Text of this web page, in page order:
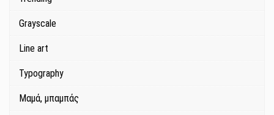
Grayscale
Line art
Typography
Μαμά, μπαμπάς